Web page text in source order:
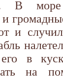
В
и
и
в
на